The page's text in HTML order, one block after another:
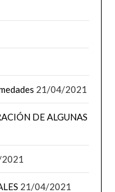
21/04/2021
DE ALGUNAS
21/04/2021